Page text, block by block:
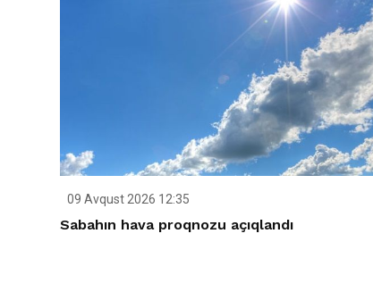
09 Avqust 2026 12:35
Sabahın hava proqnozu açıqlandı